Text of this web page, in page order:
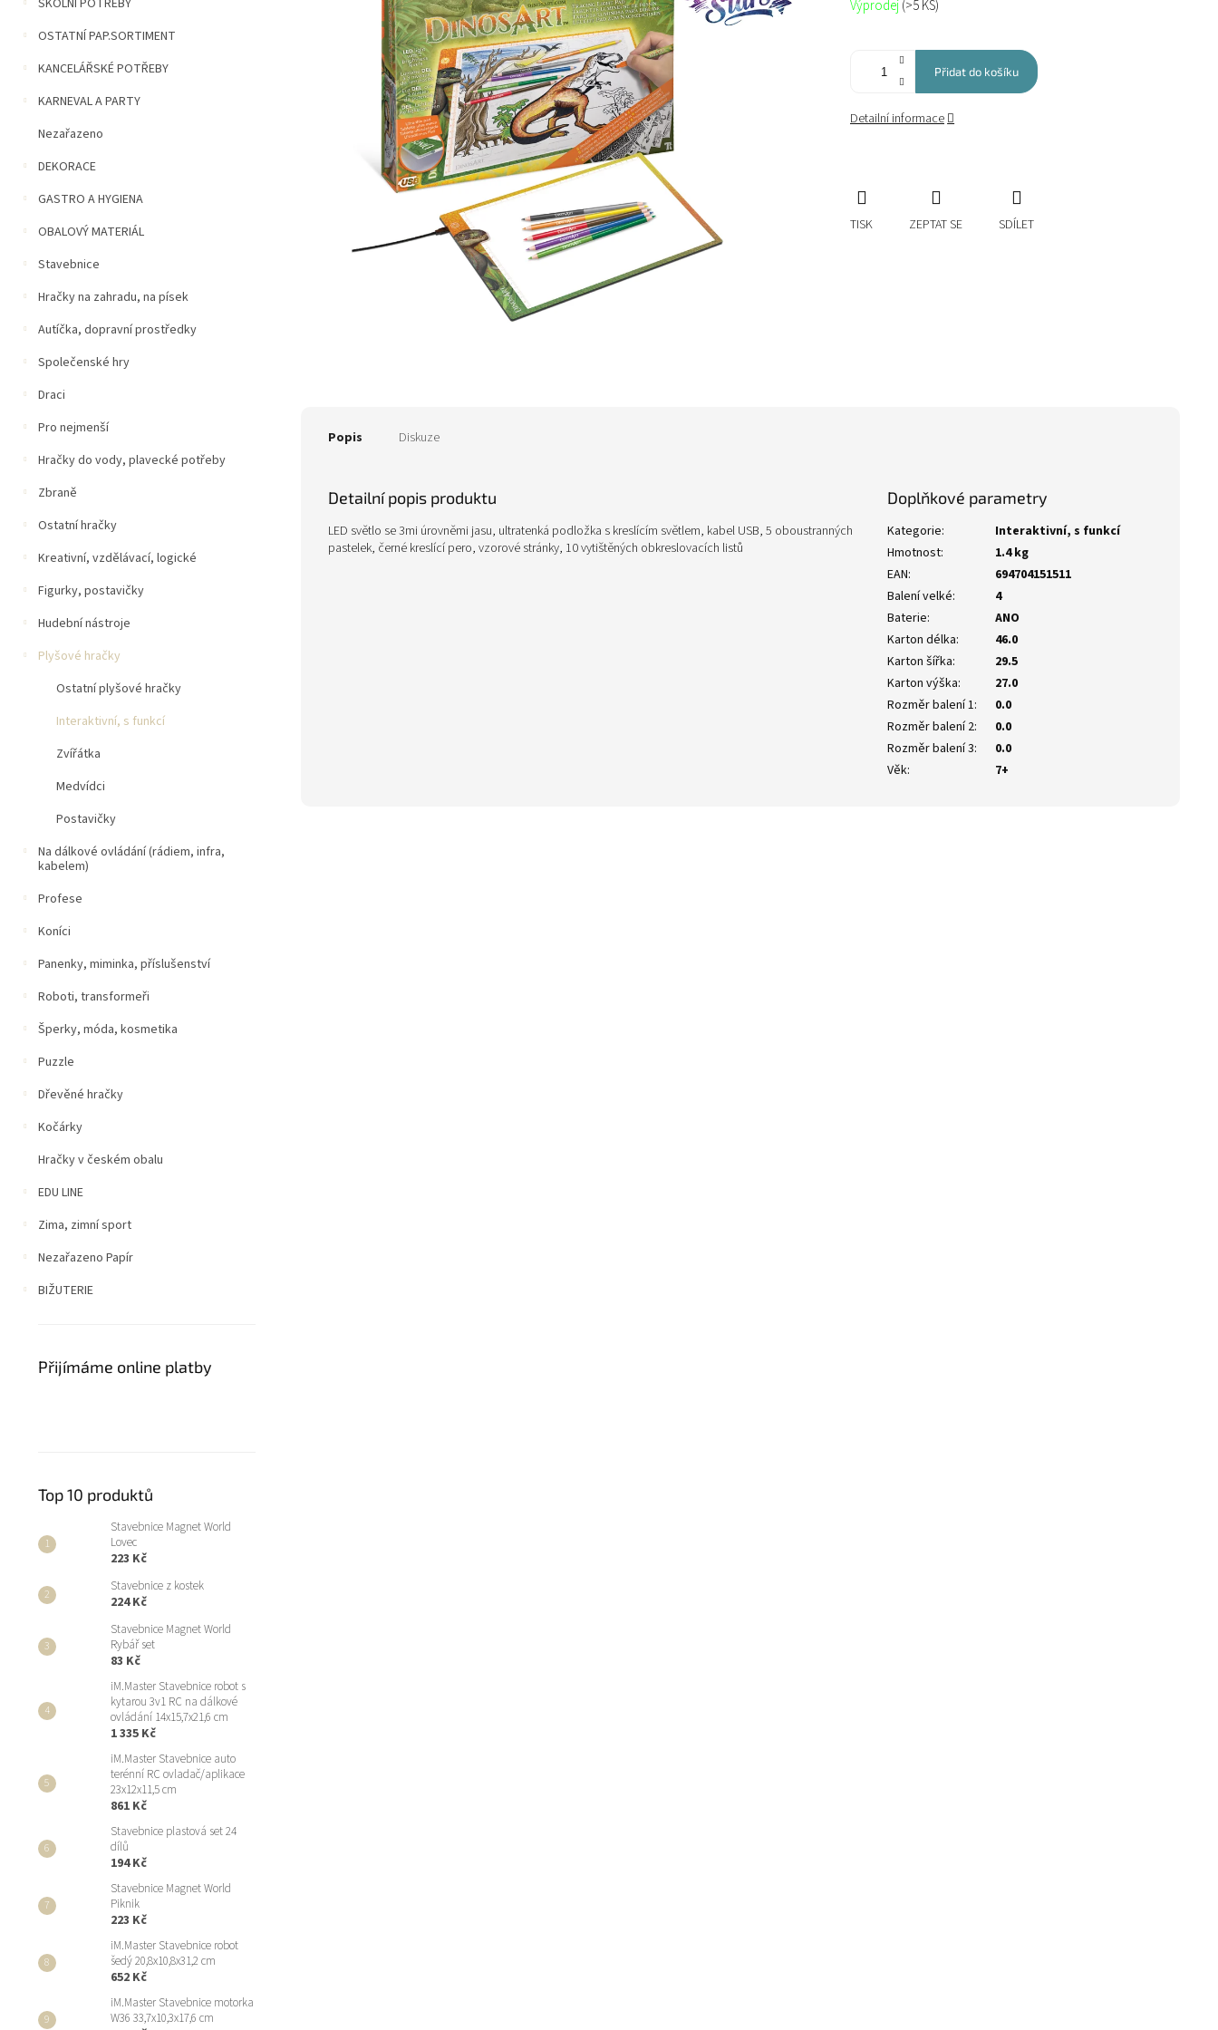
p
a
e
ŠKOLNÍ POTŘEBY
OSTATNÍ PAP.SORTIMENT
KANCELÁŘSKÉ POTŘEBY
KARNEVAL A PARTY
Nezařazeno
DEKORACE
GASTRO A HYGIENA
OBALOVÝ MATERIÁL
Stavebnice
Hračky na zahradu, na písek
Autíčka, dopravní prostředky
Společenské hry
Draci
Pro nejmenší
Hračky do vody, plavecké potřeby
Zbraně
Ostatní hračky
Kreativní, vzdělávací, logické
Figurky, postavičky
Hudební nástroje
Plyšové hračky
Ostatní plyšové hračky
Interaktivní, s funkcí
Zvířátka
Medvídci
Postavičky
Na dálkové ovládání (rádiem, infra,
kabelem)
Profese
Koníci
Panenky, miminka, příslušenství
Roboti, transformeři
Šperky, móda, kosmetika
Puzzle
Dřevěné hračky
Kočárky
Hračky v českém obalu
EDU LINE
Zima, zimní sport
Nezařazeno Papír
BIŽUTERIE
Přijímáme online platby
Top 10 produktů
Stavebnice Magnet World
Lovec
223 Kč
Stavebnice z kostek
224 Kč
Stavebnice Magnet World
Rybář set
83 Kč
iM.Master Stavebnice robot s
kytarou 3v1 RC na dálkové
ovládání 14x15,7x21,6 cm
1 335 Kč
iM.Master Stavebnice auto
terénní RC ovladač/aplikace
23x12x11,5 cm
861 Kč
Stavebnice plastová set 24
dílů
194 Kč
Stavebnice Magnet World
Piknik
223 Kč
iM.Master Stavebnice robot
šedý 20,8x10,8x31,2 cm
652 Kč
iM.Master Stavebnice motorka
W36 33,7x10,3x17,6 cm
cena:
Výprodej(>5 KS)
Přidat do košíku
Detailní informace
TISK ZEPTAT SE SDÍLET
Popis Diskuze
Detailní popis produktu
LED světlo se 3mi úrovněmi jasu, ultratenká podložka s kreslícím světlem, kabel USB, 5 oboustranných
pastelek, černé kreslící pero, vzorové stránky, 10 vytištěných obkreslovacích listů
Doplňkové parametry
Kategorie:
Interaktivní, s funkcí
Hmotnost:
1.4 kg
EAN:
694704151511
Balení velké:
4
Baterie:
ANO
Karton délka:
46.0
Karton šířka:
29.5
Karton výška:
27.0
Rozměr balení 1:
0.0
Rozměr balení 2:
0.0
Rozměr balení 3:
0.0
Věk: 7+